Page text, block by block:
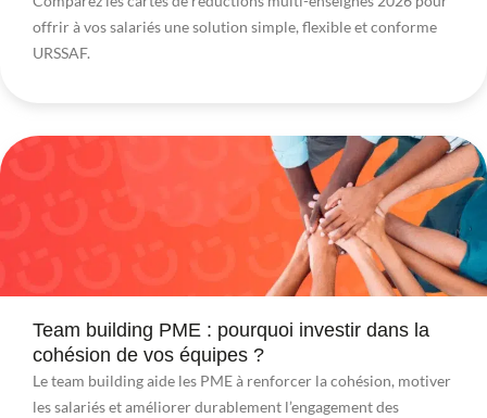
offrir à vos salariés une solution simple, flexible et conforme
URSSAF.
Team building PME : pourquoi investir dans la
cohésion de vos équipes ?
Le team building aide les PME à renforcer la cohésion, motiver
les salariés et améliorer durablement l’engagement des